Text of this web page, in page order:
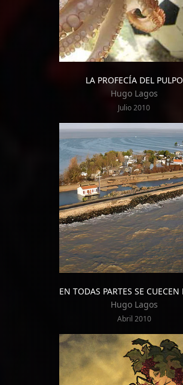
LA PROFECÍA DEL PULPO
Hugo Lagos
Julio 2010
EN TODAS PARTES SE CUECEN
Hugo Lagos
Abril 2010